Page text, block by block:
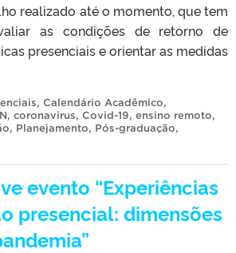
realizado até o momento, que tem
as condições de retorno de
presenciais e orientar as medidas
, Calendário Acadêmico,
, coronavirus, Covid-19, ensino remoto,
, Planejamento, Pós-graduação,
evento “Experiências
presencial: dimensões